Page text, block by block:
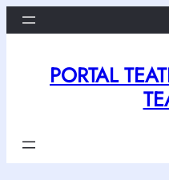
Przejdź
do
PORTAL